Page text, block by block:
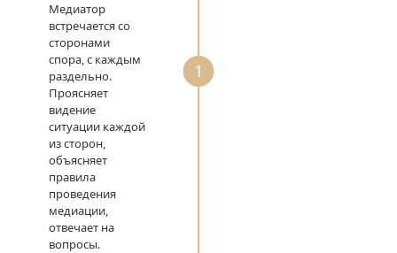
1
Медиатор
встречается со
сторонами
спора, с каждым
раздельно.
Проясняет
видение
ситуации каждой
из сторон,
объясняет
правила
проведения
медиации,
отвечает на
вопросы.